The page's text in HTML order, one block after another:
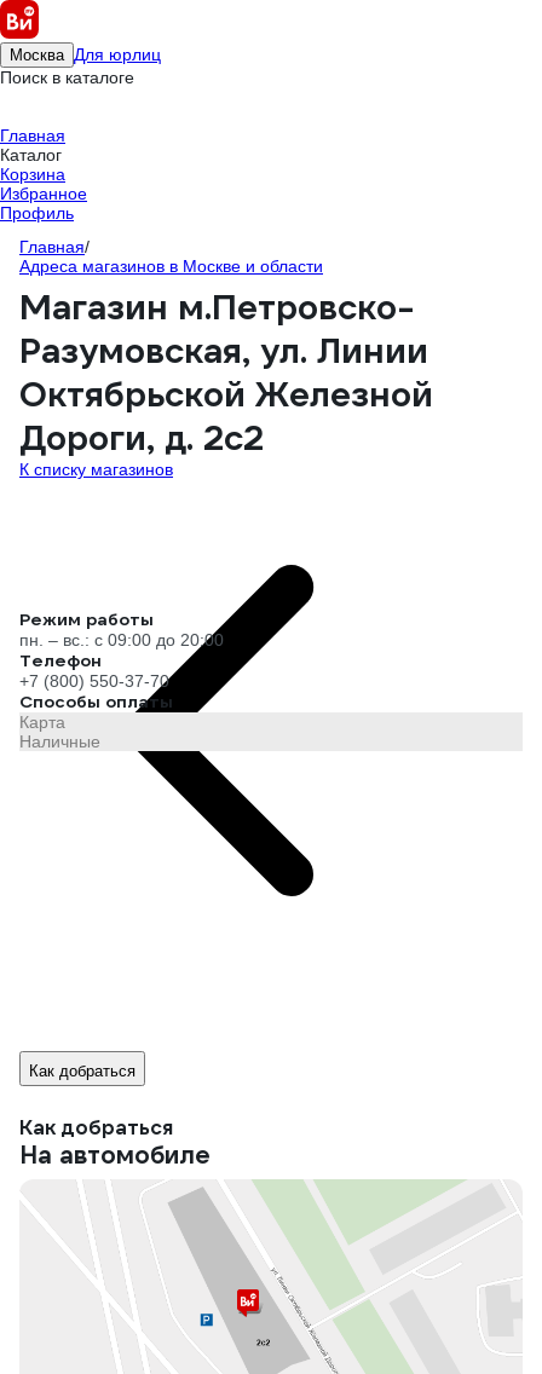
Москва Для юрлиц
Поиск в каталоге
Главная
Каталог
Корзина
Избранное
Профиль
Главная/
Адреса магазинов в Москве и области
Магазин м.Петровско-
Разумовская, ул. Линии
Октябрьской Железной
Дороги, д. 2с2
К списку магазинов
Режим работы
пн. – вс.: с 09:00 до 20:00
Телефон
+7 (800) 550-37-70
Способы оплаты
Карта
Наличные
Как добраться
Как добраться
На автомобиле